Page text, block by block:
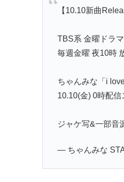
【10.10新曲
TBS系 金曜ドラ
毎週金曜 夜10時
ちゃんみな「i love
10.10(金) 0時配信
ジャケ写&一部音
— ちゃんみな